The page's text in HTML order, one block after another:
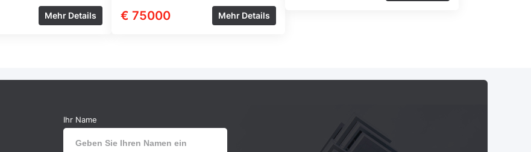
Mehr Details € 75000 Mehr Details
Ihr Name